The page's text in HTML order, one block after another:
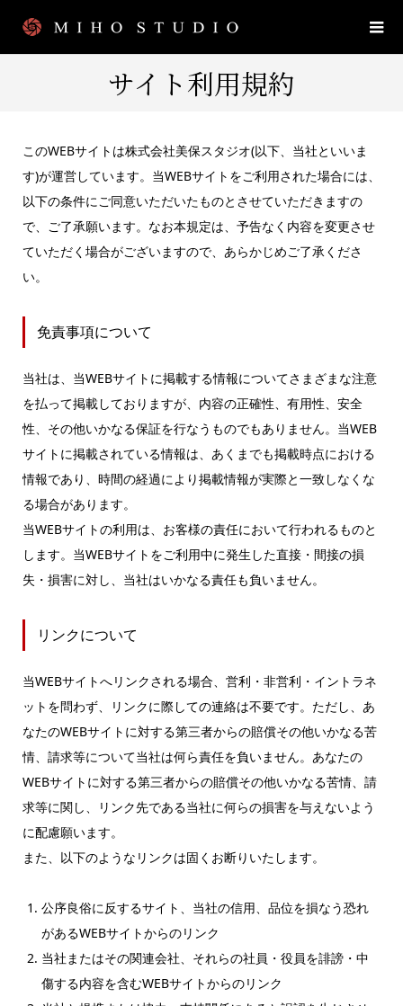
サイト利用規約
このWEBサイトは株式会社美保スタジオ(以下、当社といいま
す)が運営しています。当WEBサイトをご利用された場合には、
以下の条件にご同意いただいたものとさせていただきますの
で、ご了承願います。なお本規定は、予告なく内容を変更させ
ていただく場合がございますので、あらかじめご了承くださ
い。
免責事項について
当社は、当WEBサイトに掲載する情報についてさまざまな注意
を払って掲載しておりますが、内容の正確性、有用性、安全
性、その他いかなる保証を行なうものでもありません。当WEB
サイトに掲載されている情報は、あくまでも掲載時点における
情報であり、時間の経過により掲載情報が実際と一致しなくな
る場合があります。
当WEBサイトの利用は、お客様の責任において行われるものと
します。当WEBサイトをご利用中に発生した直接・間接の損
失・損害に対し、当社はいかなる責任も負いません。
リンクについて
当WEBサイトへリンクされる場合、営利・非営利・イントラネ
ットを問わず、リンクに際しての連絡は不要です。ただし、あ
なたのWEBサイトに対する第三者からの賠償その他いかなる苦
情、請求等について当社は何ら責任を負いません。あなたの
WEBサイトに対する第三者からの賠償その他いかなる苦情、請
求等に関し、リンク先である当社に何らの損害を与えないよう
に配慮願います。
また、以下のようなリンクは固くお断りいたします。
公序良俗に反するサイト、当社の信用、品位を損なう恐れ
があるWEBサイトからのリンク
当社またはその関連会社、それらの社員・役員を誹謗・中
傷する内容を含むWEBサイトからのリンク